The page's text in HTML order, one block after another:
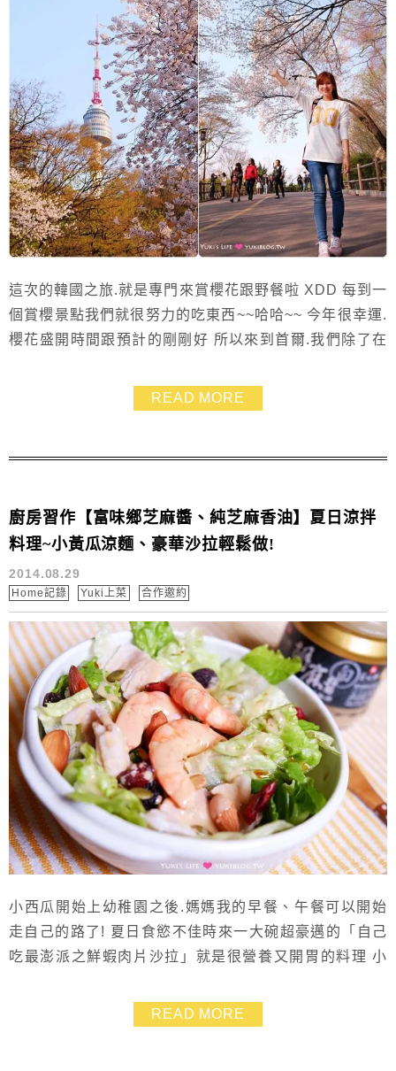
這次的韓國之旅.就是專門來賞櫻花跟野餐啦 XDD 每到一
個賞櫻景點我們就很努力的吃東西~~哈哈~~ 今年很幸運.
櫻花盛開時間跟預計的剛剛好 所以來到首爾.我們除了在
傳說中爆炸美的櫻花喲!! 我們這次的路線很輕鬆.避開人擠
人的賞花人潮 櫻花步道吹著櫻花雪~比擠爆的纜車更加浪
READ MORE
廚房習作【富味鄉芝麻醬、純芝麻香油】夏日涼拌
料理~小黃瓜涼麵、豪華沙拉輕鬆做!
2014.08.29
Home記錄 Yuki上菜 合作邀約
小西瓜開始上幼稚園之後.媽媽我的早餐、午餐可以開始
走自己的路了! 夏日食慾不佳時來一大碗超豪邁的「自己
吃最澎派之鮮蝦肉片沙拉」就是很營養又開胃的料理 小
自己做的涼麵當然是最衛生可口囉~~ 老牌子的富味鄉來
自臺灣彰化縣.芝麻醬、胡麻醬、香油等等以小小芝麻變
READ MORE